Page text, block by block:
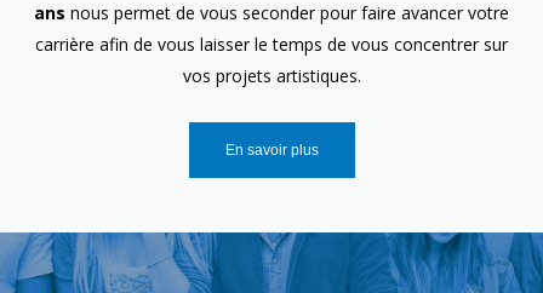
ans nous permet de vous seconder pour faire avancer votre
carrière afin de vous laisser le temps de vous concentrer sur
vos projets artistiques.
En savoir plus